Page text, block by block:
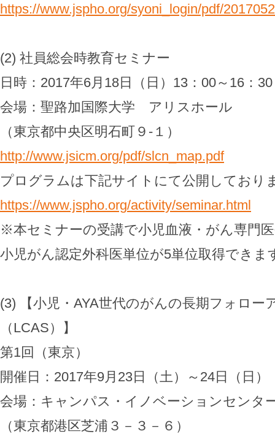
https://www.jspho.org/syoni_login/pdf/
(2) 社員総会時教育セミナー
日時：2017年6月18日（日）13：00～16：30
会場：聖路加国際大学 アリスホール
（東京都中央区明石町９-１）
http://www.jsicm.org/pdf/slcn_map.pdf
プログラムは下記サイトにて公開しており
https://www.jspho.org/activity/seminar.html
※本セミナーの受講で小児血液・がん専門
小児がん認定外科医単位が5単位取得できま
(3) 【小児・AYA世代のがんの長期フォロー
（LCAS）】
第1回（東京）
開催日：2017年9月23日（土）～24日（日）
会場：キャンパス・イノベーションセンタ
（東京都港区芝浦３－３－６）